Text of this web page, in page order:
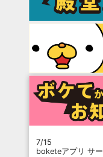
7/15
boketeアプリ サ